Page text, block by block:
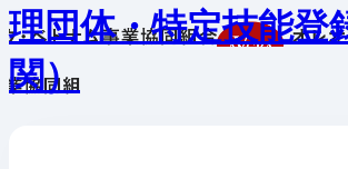
理団体・特定技能登
関）